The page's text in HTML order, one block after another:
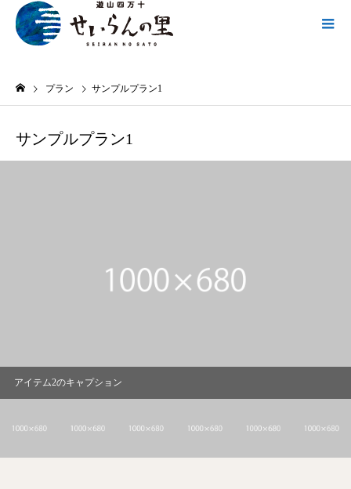
プラン サンプルプラン1
サンプルプラン1
アイテム2のキャプション